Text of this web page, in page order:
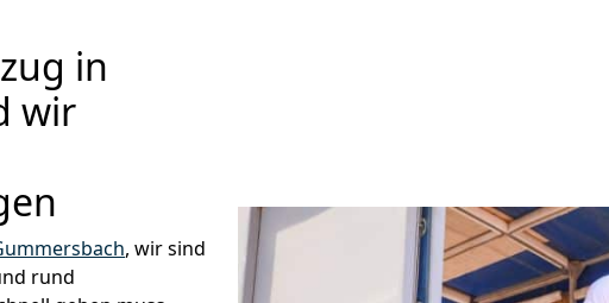
in
wir
, wir sind
rund